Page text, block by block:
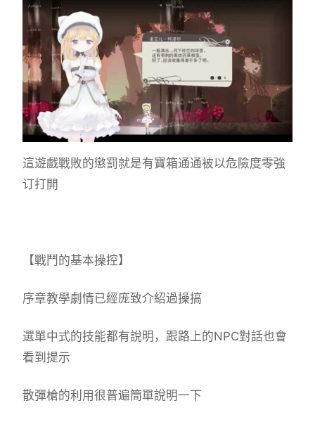
這遊戲戰敗的懲罰就是有寶箱通通被以危險度零強
订打開
【戰鬥的基本操控】
序章教學劇情已經庞致介紹過操搞
選單中式的技能都有說明，跟路上的NPC對話也會
看到提示
散彈槍的利用很普遍簡單說明一下